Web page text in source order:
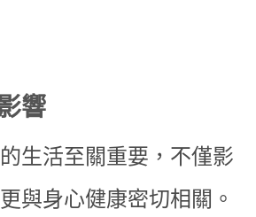
響
生活至關重要，不僅影
與身心健康密切相關。